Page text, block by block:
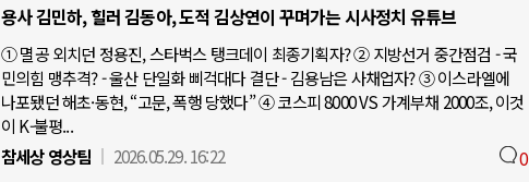
용사 김민하, 힐러 김동아, 도적 김상연이 꾸며가는 시사정치 유튜브
① 멸공 외치던 정용진, 스타벅스 탱크데이 최종기획자? ② 지방선거 중간점검 - 국
민의힘 맹추격? - 울산 단일화 삐걱대다 결단 - 김용남은 사채업자? ③ 이스라엘에
나포됐던 해초·동현, “고문, 폭행 당했다” ④ 코스피 8000 VS 가계부채 2000조, 이것
이 K-불평...
참세상 영상팀
2026.05.29. 16:22 0